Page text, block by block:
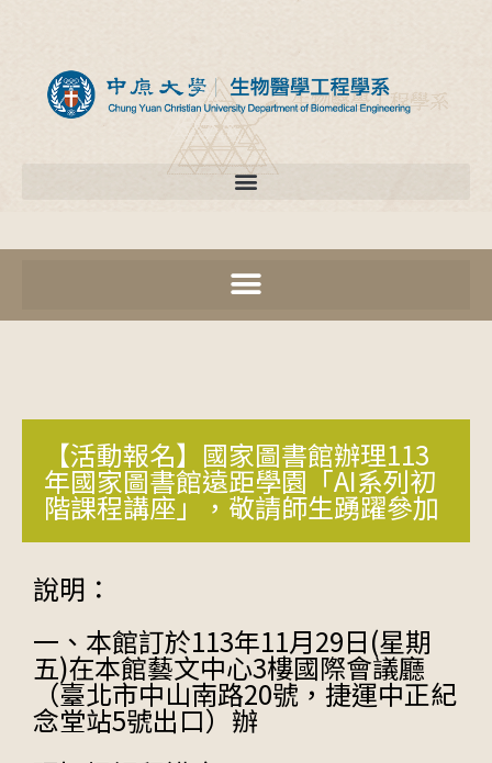
【活動報名】國家圖書館辦理113
年國家圖書館遠距學園「AI系列初
階課程講座」，敬請師生踴躍參加
說明：
一、本館訂於113年11月29日(星期
五)在本館藝文中心3樓國際會議廳
（臺北市中山南路20號，捷運中正紀
念堂站5號出口）辦